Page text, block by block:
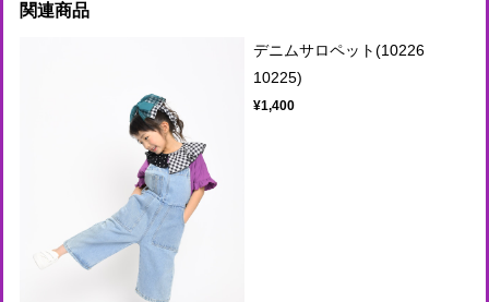
関連商品
デニムサロペット(10226
10225)
¥1,400